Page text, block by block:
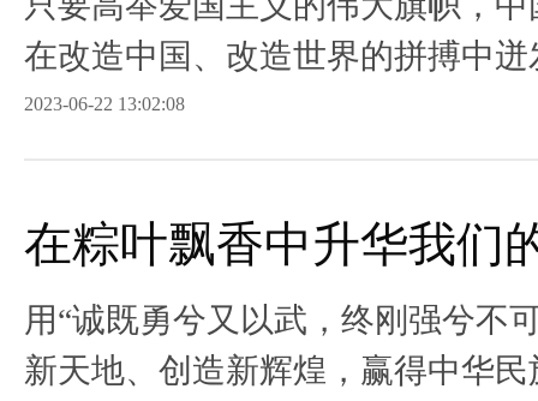
在改造中国、改造世界的拼搏中
力。
2023-06-22 13:02:08
在粽叶飘香中升华我们
用“诚既勇兮又以武，终刚强兮不
新天地、创造新辉煌，赢得中华